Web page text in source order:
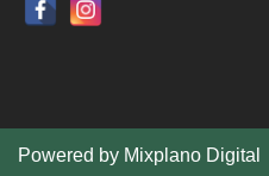
Powered by Mixplano Digital